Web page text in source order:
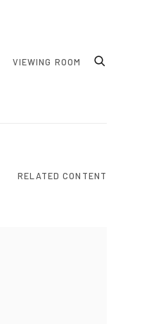
VIEWING ROOM
RELATED CONTENT